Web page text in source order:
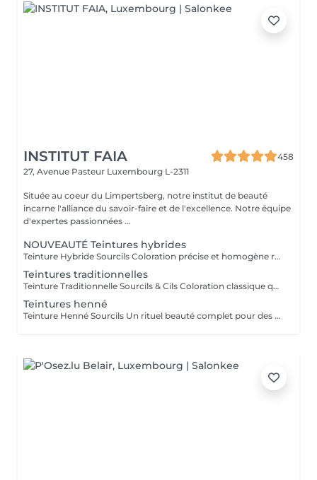
INSTITUT FAIA
458
27, Avenue Pasteur Luxembourg L-2311
Située au coeur du Limpertsberg, notre institut de beauté
incarne l'alliance du savoir-faire et de l'excellence. Notre équipe
d'expertes passionnées ...
NOUVEAUTÉ Teintures hybrides
Teinture Hybride Sourcils Coloration précise et homogène réalisée à l'airbrush qui colore à la fois la peau et le poil pour un effet maquillé longue durée. Avant la pose une restructuration complète est effectuée avec épilation au fil ou à la cire selon l'envie et le besoin de la cliente afin d'obtenir une ligne parfaitement dessinée. Tenue sur la peau jusqu'à 10 jours Tenue sur le poil jusqu'à 6 à 7 semaines Disponible en plusieurs teintes pour s'adapter à chaque carnation. Compatible avec le Browlift pour des sourcils plus denses, structurés et naturellement sublimés.
Teintures traditionnelles
Teinture Traditionnelle Sourcils & Cils Coloration classique qui intensifie la couleur naturelle des poils pour un regard plus profond et structuré. Tenue sur la peau 1 à 2 jours Tenue sur le poil jusqu'à 4 semaines Disponible en plusieurs teintes pour s'adapter à chaque carnation et couleur de poils. Compatible avec le Brow Lift et le Rehaussement de Cils pour un résultat harmonieux et durable. Il est également possible d'ajouter un soin à la kératine qui nourrit et hydrate en profondeur le poil du sourcil et du cil pour un fini plus doux, brillant et renforcé.
Teintures henné
Teinture Henné Sourcils Un rituel beauté complet pour des sourcils parfaitement dessinés et naturellement sublimés. La teinture au henné colore à la fois la peau et le poil offrant un effet maquillé et structuré sans maquillage. Avant la pose une restructuration sur mesure est réalisée, prise précise des points de mesure puis épilation au fil ou à la cire pour redéfinir harmonieusement la ligne du sourcil. Tenue sur la peau jusqu'à 10 jours Tenue sur le poil jusqu'à 5 semaines Disponible en plusieurs teintes adaptées à chaque carnation. Le résultat, des sourcils nets, équilibrés et intensément mis en valeur avec un rendu naturel et soigné.